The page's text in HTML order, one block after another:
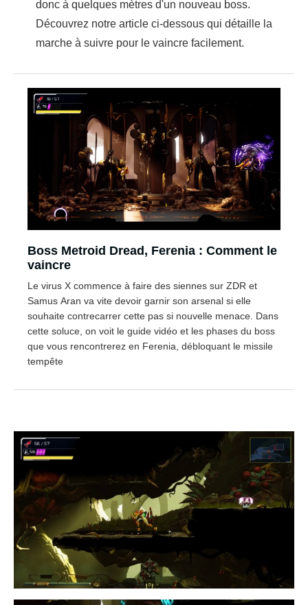
donc à quelques mètres d'un nouveau boss.
Découvrez notre article ci-dessous qui détaille la
marche à suivre pour le vaincre facilement.
Boss Metroid Dread, Ferenia : Comment le
vaincre
Le virus X commence à faire des siennes sur ZDR et
Samus Aran va vite devoir garnir son arsenal si elle
souhaite contrecarrer cette pas si nouvelle menace. Dans
cette soluce, on voit le guide vidéo et les phases du boss
que vous rencontrerez en Ferenia, débloquant le missile
tempête